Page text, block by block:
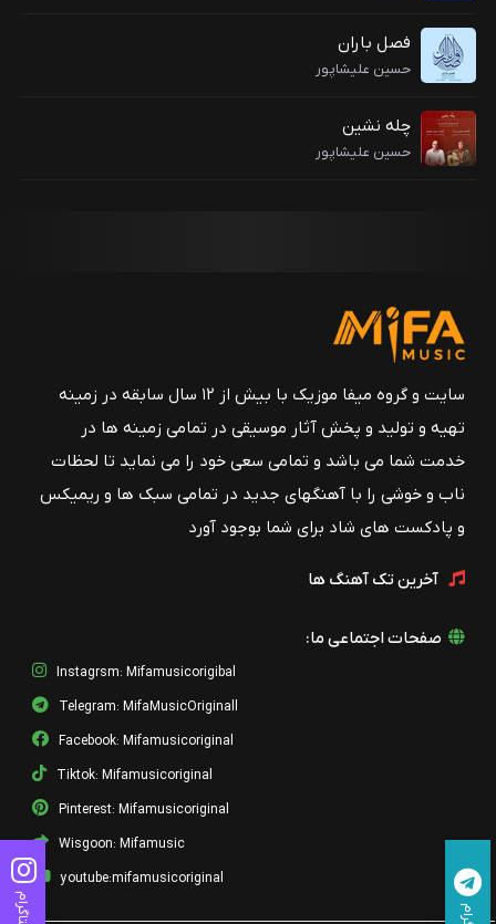
فصل باران
حسین علیشاپور
چله نشین
حسین علیشاپور
سایت و گروه میفا موزیک با بیش از ۱۲ سال سابقه در زمینه
تهیه و تولید و پخش آثار موسیقی در تمامی زمینه ها در
خدمت شما می باشد و تمامی سعی خود را می نماید تا لحظات
ناب و خوشی را با آهنگهای جدید در تمامی سبک ها و ریمیکس
و پادکست های شاد برای شما بوجود آورد
آخرین تک آهنگ ها
صفحات اجتماعی ما:
Instagrsm: Mifamusicorigibal
Telegram: MifaMusicOriginall
Facebook: Mifamusicoriginal
Tiktok: Mifamusicoriginal
Pinterest: Mifamusicoriginal
Wisgoon: Mifamusic
youtube:mifamusicoriginal